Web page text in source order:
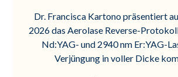
Dr. Francisca Kartono präsentiert
2026 das Aerolase Reverse-
Nd:YAG- und 2940 nm Er:YAG-
Verjüngung in voller Dicke